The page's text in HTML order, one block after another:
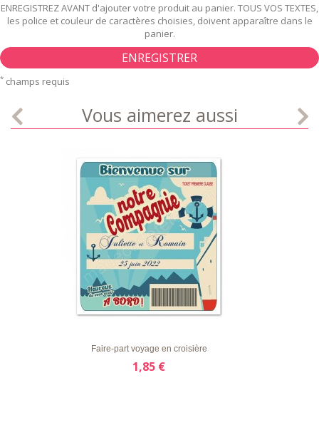
ENREGISTREZ AVANT d'ajouter votre produit au panier. TOUS VOS TEXTES,
les police et couleur de caractères choisies, doivent apparaître dans le
panier.
ENREGISTRER
* champs requis
Vous aimerez aussi
APERÇU RAPIDE DÉTAILS
Faire-part voyage en croisière
1,85 €